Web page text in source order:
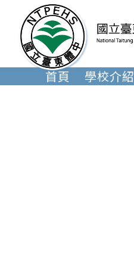
內
首頁 學校介紹